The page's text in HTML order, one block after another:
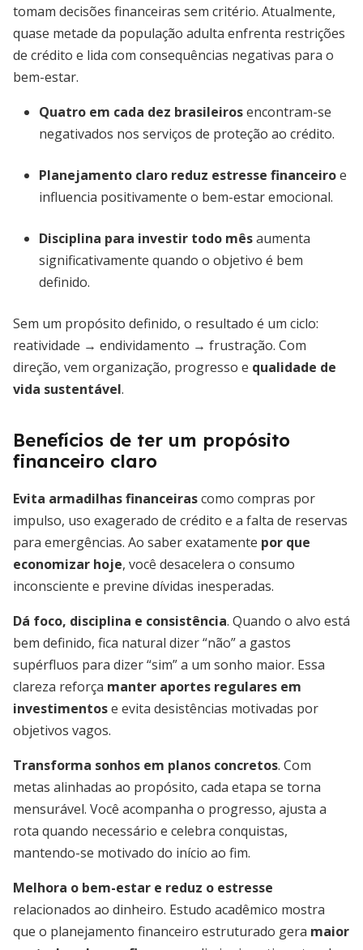
tomam decisões financeiras sem critério. Atualmente,
quase metade da população adulta enfrenta restrições
de crédito e lida com consequências negativas para o
bem-estar.
Quatro em cada dez brasileirosencontram-se
negativados nos serviços de proteção ao crédito.
Planejamento claro reduz estresse financeiroe
influencia positivamente o bem-estar emocional.
Disciplina para investir todo mêsaumenta
significativamente quando o objetivo é bem
definido.
Sem um propósito definido, o resultado é um ciclo:
reatividade → endividamento → frustração. Com
direção, vem organização, progresso e qualidade de
vida sustentável.
Benefícios de ter um propósito
financeiro claro
Evita armadilhas financeirascomo compras por
impulso, uso exagerado de crédito e a falta de reservas
para emergências. Ao saber exatamente por que
economizar hoje, você desacelera o consumo
inconsciente e previne dívidas inesperadas.
Dá foco, disciplina e consistência. Quando o alvo está
bem definido, fica natural dizer “não” a gastos
supérfluos para dizer “sim” a um sonho maior. Essa
clareza reforça manter aportes regulares em
investimentose evita desistências motivadas por
objetivos vagos.
Transforma sonhos em planos concretos. Com
metas alinhadas ao propósito, cada etapa se torna
mensurável. Você acompanha o progresso, ajusta a
rota quando necessário e celebra conquistas,
mantendo-se motivado do início ao fim.
Melhora o bem-estar e reduz o estresse
relacionados ao dinheiro. Estudo acadêmico mostra
que o planejamento financeiro estruturado gera maior